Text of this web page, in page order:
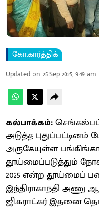
கோ.கார்த்திக்
Updated on:25 Sep 2025, 9:49 am
கல்பாக்கம்:
அடுத்த புதுப்பட்டினம்
அருகேயுள்ள
தூய்மைப்படுத்தும்
2025 என்ற தூய்மைப்
இந்திராகாந்தி அணு
ஜி.கராட்கர் இதனை